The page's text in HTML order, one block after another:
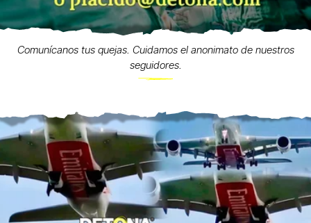
Comunícanos tus quejas. Cuidamos el anonimato de nuestros
seguidores.